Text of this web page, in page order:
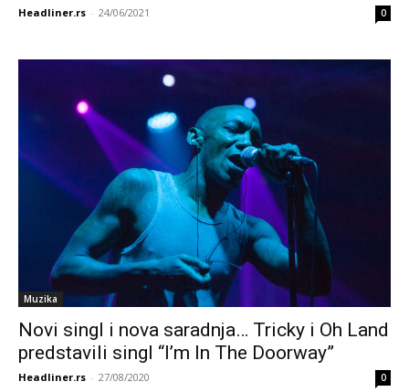
Headliner.rs - 24/06/2021 0
Muzika
Novi singl i nova saradnja… Tricky i Oh Land
predstavili singl “I’m In The Doorway”
Headliner.rs - 27/08/2020 0